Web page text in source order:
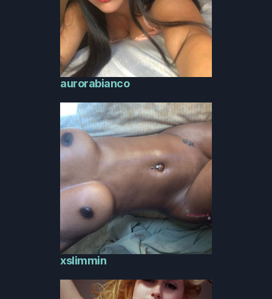
aurorabianco
xslimmin